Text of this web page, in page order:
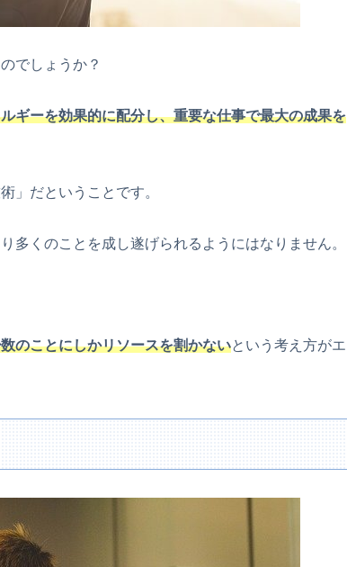
でしょうか？
ギーを効果的に配分し、重要な仕事で最大の成果を
」だということです。
多くのことを成し遂げられるようにはなりません。
のことにしかリソースを割かないという考え方がエ